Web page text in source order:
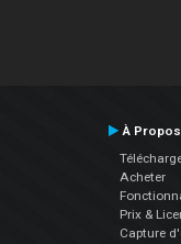
À Propos
Acheter
Prix &
Capture